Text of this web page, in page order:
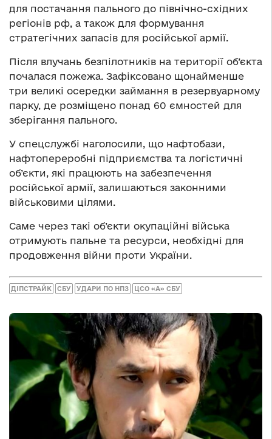
для постачання пального до північно-східних
регіонів рф, а також для формування
стратегічних запасів для російської армії.
Після влучань безпілотників на території об’єкта
почалася пожежа. Зафіксовано щонайменше
три великі осередки займання в резервуарному
парку, де розміщено понад 60 ємностей для
зберігання пального.
У спецслужбі наголосили, що нафтобази,
нафтопереробні підприємства та логістичні
об’єкти, які працюють на забезпечення
російської армії, залишаються законними
військовими цілями.
Саме через такі об’єкти окупаційні війська
отримують пальне та ресурси, необхідні для
продовження війни проти України.
ДІПСТРАЙК СБУ УДАРИ ПО НПЗ ЦСО «А» СБУ